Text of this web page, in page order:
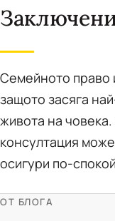
Семейното право
защото засяга
живота на
консултация
осигури по-
ОТ БЛОГА